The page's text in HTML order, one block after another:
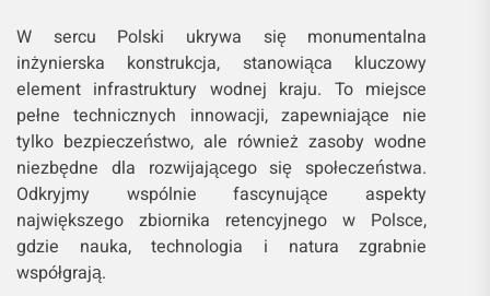
W sercu Polski ukrywa się monumentalna
inżynierska konstrukcja, stanowiąca kluczowy
element infrastruktury wodnej kraju. To miejsce
pełne technicznych innowacji, zapewniające nie
tylko bezpieczeństwo, ale również zasoby wodne
niezbędne dla rozwijającego się społeczeństwa.
Odkryjmy wspólnie fascynujące aspekty
największego zbiornika retencyjnego w Polsce,
gdzie nauka, technologia i natura zgrabnie
współgrają.